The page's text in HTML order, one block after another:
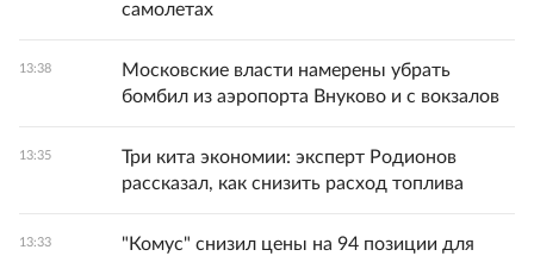
самолетах
13:38
Московские власти намерены убрать
бомбил из аэропорта Внуково и с вокзалов
13:35
Три кита экономии: эксперт Родионов
рассказал, как снизить расход топлива
13:33
"Комус" снизил цены на 94 позиции для